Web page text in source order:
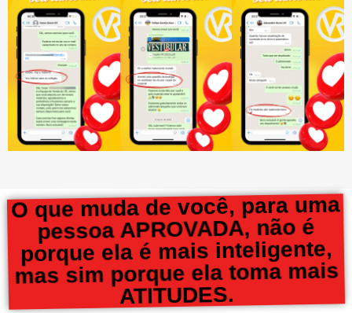
O que muda de você, para uma
pessoa APROVADA, não é
porque ela é mais inteligente,
mas sim porque ela toma mais
ATITUDES.